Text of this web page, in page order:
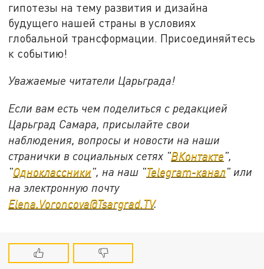
гипотезы на тему развития и дизайна
будущего нашей страны в условиях
глобальной трансформации. Присоединяйтесь
к событию!
Уважаемые читатели Царьграда!
Если вам есть чем поделиться с редакцией
Царьград Самара, присылайте свои
наблюдения, вопросы и новости на наши
странички в социальных сетях "ВКонтакте",
"Одноклассники", на наш "Telegram-канал" или
на электронную почту
Elena.Voroncova@Tsargrad.TV.